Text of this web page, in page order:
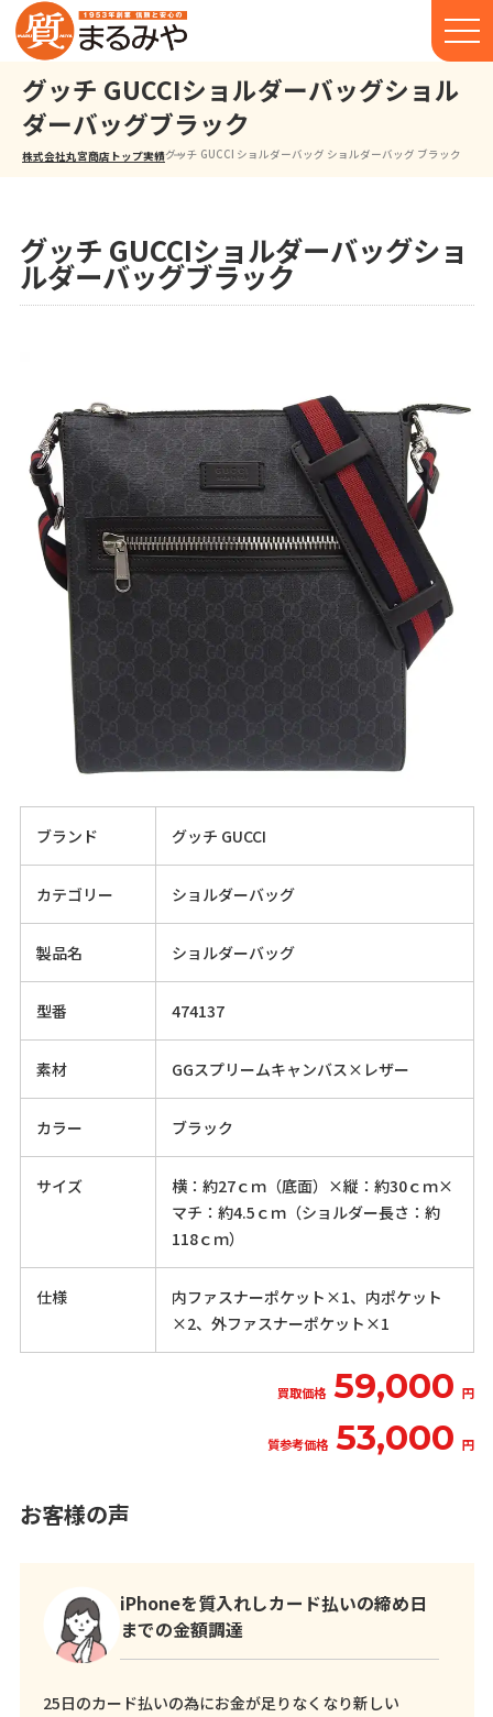
グッチ GUCCIショルダーバッグショル
ダーバッグブラック
株式会社丸宮商店トップ⁩実績グッチ GUCCI ショルダーバッグ ショルダーバッグ ブラック
グッチ GUCCIショルダーバッグショ
ルダーバッグブラック
ブランド グッチ GUCCI
カテゴリー ショルダーバッグ
製品名 ショルダーバッグ
型番 474137
素材 GGスプリームキャンバス×レザー
カラー ブラック
サイズ
横：約27ｃｍ（底面）×縦：約30ｃｍ×
マチ：約4.5ｃｍ（ショルダー長さ：約
118ｃｍ）
仕様
内ファスナーポケット×1、内ポケット
×2、外ファスナーポケット×1
買取価格 59,000 円
質参考価格 53,000 円
お客様の声
iPhoneを質入れしカード払いの締め日
までの金額調達
25日のカード払いの為にお金が足りなくなり新しい